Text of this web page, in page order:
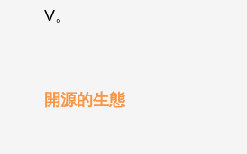
V。
開源的生態